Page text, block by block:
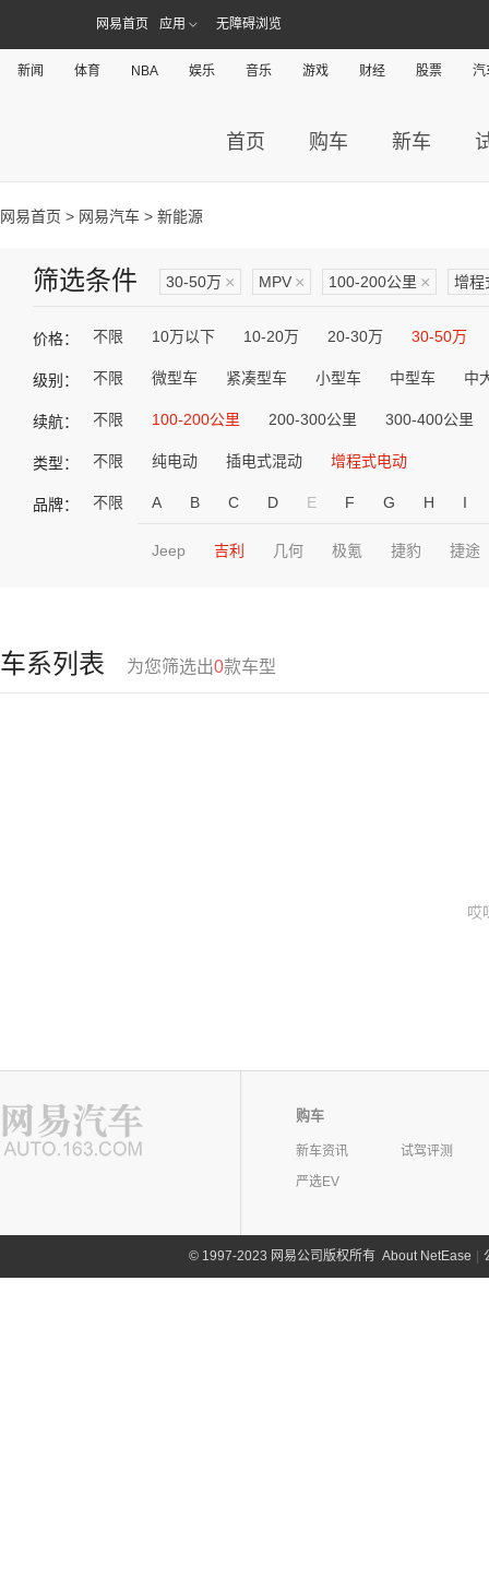
网易首页 应用 无障碍浏览
新闻 体育 NBA 娱乐 音乐 游戏 财经 股票 汽
首页 购车 新车
网易首页 > 网易汽车 > 新能源
筛选条件 30-50万 × MPV × 100-200公里 × 增程
价格： 不限 10万以下 10-20万 20-30万 30-50万
级别： 不限 微型车 紧凑型车 小型车 中型车 中
续航： 不限 100-200公里 200-300公里 300-400公里
类型： 不限 纯电动 插电式混动 增程式电动
品牌： 不限 A B C D E F G H I
Jeep 吉利 几何 极氪 捷豹 捷途
车系列表 为您筛选出0款车型
哎
购车
新车资讯
试驾评测
严选EV
©1997-2023 网易公司版权所有 About NetEase